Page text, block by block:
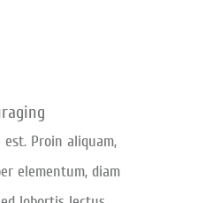
Proin aliquam,
elementum, diam